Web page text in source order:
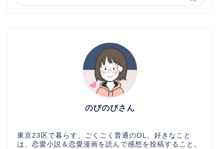
のびのびさん
東京23区で暮らす、ごくごく普通のOL。好きなこと
は、恋愛小説＆恋愛漫画を読んで感想を投稿すること。